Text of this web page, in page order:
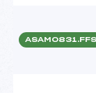
ASAM0831.FFS